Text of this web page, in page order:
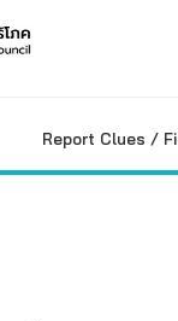
Report Clues /